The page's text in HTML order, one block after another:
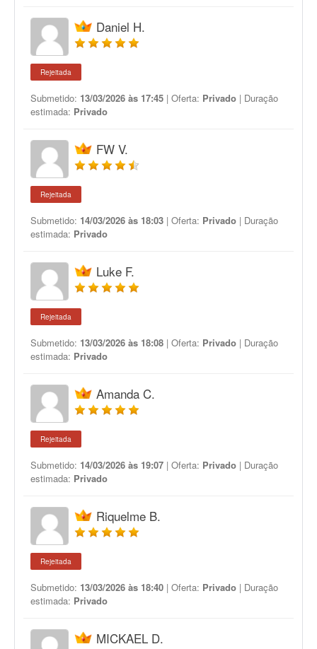
Daniel H.
Rejeitada
Submetido: 13/03/2026 às 17:45 | Oferta: Privado | Duração
estimada: Privado
FW V.
Rejeitada
Submetido: 14/03/2026 às 18:03 | Oferta: Privado | Duração
estimada: Privado
Luke F.
Rejeitada
Submetido: 13/03/2026 às 18:08 | Oferta: Privado | Duração
estimada: Privado
Amanda C.
Rejeitada
Submetido: 14/03/2026 às 19:07 | Oferta: Privado | Duração
estimada: Privado
Riquelme B.
Rejeitada
Submetido: 13/03/2026 às 18:40 | Oferta: Privado | Duração
estimada: Privado
MICKAEL D.